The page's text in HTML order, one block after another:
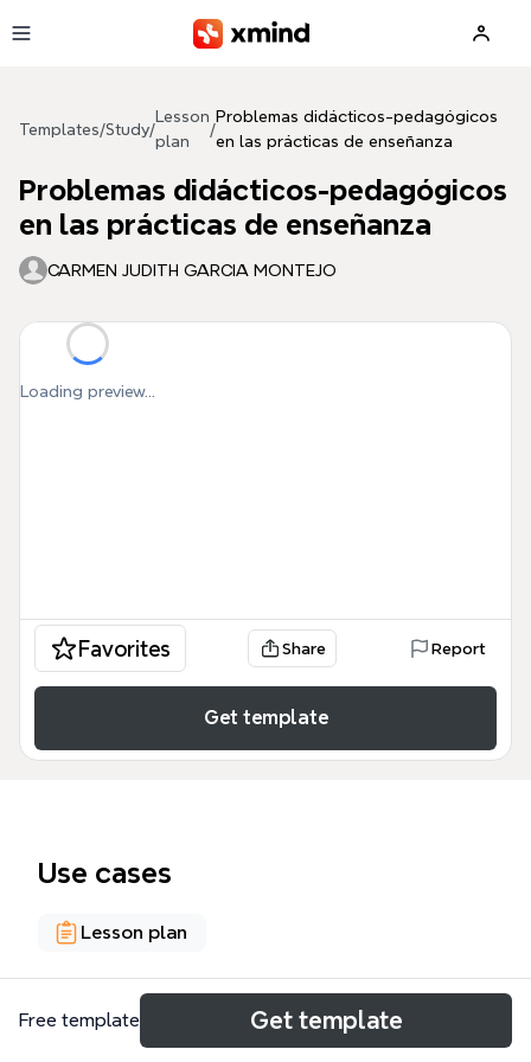
Templates/Study/
Lesson
plan
/
Problemas didácticos-pedagógicos
en las prácticas de enseñanza
Problemas didácticos-pedagógicos
en las prácticas de enseñanza
CARMEN JUDITH GARCIA MONTEJO
Loading preview...
Favorites Share Report
Get template
Use cases
Lesson plan
About
Free template Get template